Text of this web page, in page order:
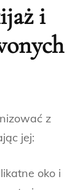
i
z
jej:
oko i